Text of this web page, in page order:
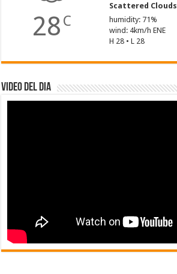
28 C
Scattered Clouds
humidity: 71%
wind: 4km/h ENE
H 28 • L 28
Video del dia